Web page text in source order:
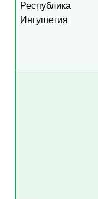
Республика
Ингушетия